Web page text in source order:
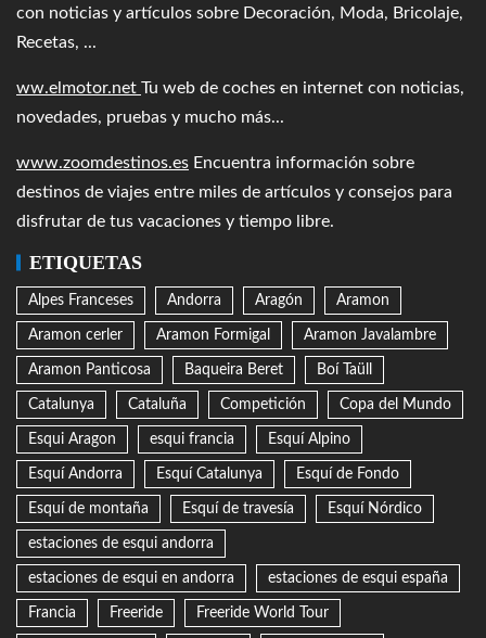
con noticias y artículos sobre Decoración, Moda, Bricolaje,
Recetas, ...
ww.elmotor.net Tu web de coches en internet con noticias,
novedades, pruebas y mucho más...
www.zoomdestinos.es Encuentra información sobre
destinos de viajes entre miles de artículos y consejos para
disfrutar de tus vacaciones y tiempo libre.
ETIQUETAS
Alpes Franceses Andorra Aragón Aramon
Aramon cerler Aramon Formigal Aramon Javalambre
Aramon Panticosa Baqueira Beret Boí Taüll
Catalunya Cataluña Competición Copa del Mundo
Esqui Aragon esqui francia Esquí Alpino
Esquí Andorra Esquí Catalunya Esquí de Fondo
Esquí de montaña Esquí de travesía Esquí Nórdico
estaciones de esqui andorra
estaciones de esqui en andorra estaciones de esqui españa
Francia Freeride Freeride World Tour